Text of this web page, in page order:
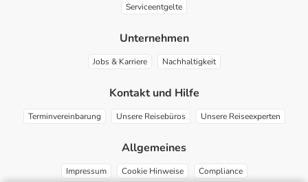
Serviceentgelte
Unternehmen
Jobs & Karriere Nachhaltigkeit
Kontakt und Hilfe
Terminvereinbarung Unsere Reisebüros Unsere Reiseexperten
Allgemeines
Impressum Cookie Hinweise Compliance